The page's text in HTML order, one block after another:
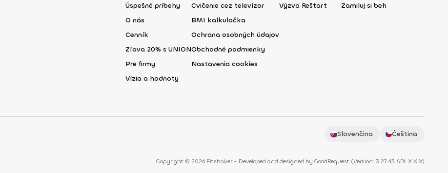
Úspešné príbehy
O nás
Cenník
Zľava 20% s UNION
Pre firmy
Vízia a hodnoty
Cvičenie cez televízor
BMI kalkulačka
Ochrana osobných údajov
Obchodné podmienky
Nastavenia cookies
Výzva Reštart
Zamiluj si beh
Slovenčina Čeština
Copyright © 2026 Fitshaker - Developed and designed by GoodRequest (Version: 3.27.43 API: X.X.X)